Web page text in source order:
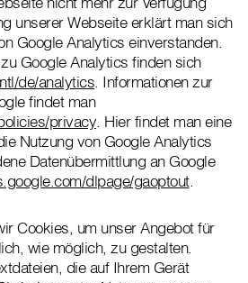
unserer Webseite erklärt man sich
Google Analytics einverstanden.
Google Analytics finden sich
de/analytics . Informationen zur
findet man
privacy . Hier findet man eine
Nutzung von Google Analytics
Datenübermittlung an Google
dlpage/gaoptout.
Cookies, um unser Angebot für
wie möglich, zu gestalten.
die auf Ihrem Gerät